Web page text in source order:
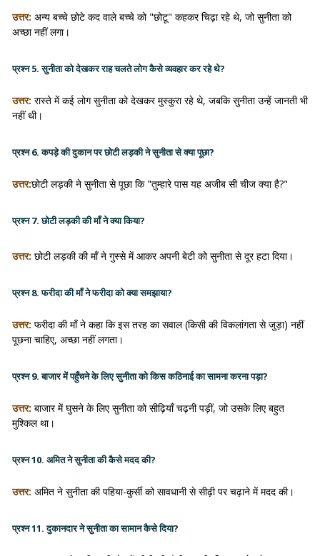
उत्तर: अन्य बच्चे छोटे कद वाले बच्चे को "छोटू" कहकर चिढ़ा रहे थे, जो सुनीता को
अच्छा नहीं लगा।
प्रश्न 5. सुनीता को देखकर राह चलते लोग कैसे व्यवहार कर रहे थे?
उत्तर: रास्ते में कई लोग सुनीता को देखकर मुस्कुरा रहे थे, जबकि सुनीता उन्हें जानती भी
नहीं थी।
प्रश्न 6. कपड़े की दुकान पर छोटी लड़की ने सुनीता से क्या पूछा?
उत्तर:छोटी लड़की ने सुनीता से पूछा कि "तुम्हारे पास यह अजीब सी चीज क्या है?"
प्रश्न 7. छोटी लड़की की माँ ने क्या किया?
उत्तर: छोटी लड़की की माँ ने गुस्से में आकर अपनी बेटी को सुनीता से दूर हटा दिया।
प्रश्न 8. फरीदा की माँ ने फरीदा को क्या समझाया?
उत्तर: फरीदा की माँ ने कहा कि इस तरह का सवाल (किसी की विकलांगता से जुड़ा) नहीं
पूछना चाहिए, अच्छा नहीं लगता।
प्रश्न 9. बाजार में पहुँचने के लिए सुनीता को किस कठिनाई का सामना करना पड़ा?
उत्तर: बाजार में घुसने के लिए सुनीता को सीढ़ियाँ चढ़नी पड़ीं, जो उसके लिए बहुत
मुश्किल था।
प्रश्न 10. अमित ने सुनीता की कैसे मदद की?
उत्तर: अमित ने सुनीता की पहिया-कुर्सी को सावधानी से सीढ़ी पर चढ़ाने में मदद की।
प्रश्न 11. दुकानदार ने सुनीता का सामान कैसे दिया?